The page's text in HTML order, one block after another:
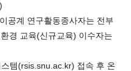
공계 연구활동종사자는 전부
경 교육(신규교육) 이수자는
템(rsis.snu.ac.kr) 접속 후 온